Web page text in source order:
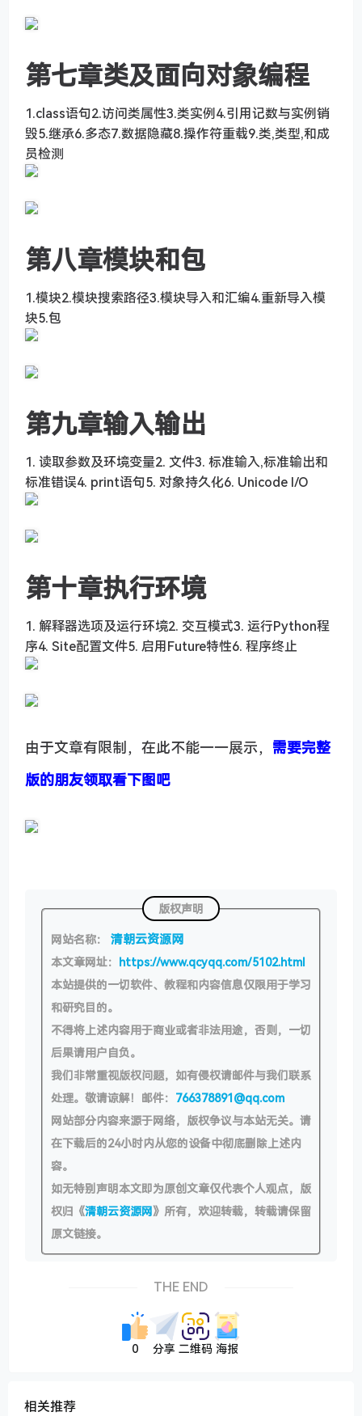
第七章类及面向对象编程
1.class语句2.访问类属性3.类实例4.引用记数与实例销
毁5.继承6.多态7.数据隐藏8.操作符重载9.类,类型,和成
员检测
第八章模块和包
1.模块2.模块搜索路径3.模块导入和汇编4.重新导入模
块5.包
第九章输入输出
1. 读取参数及环境变量2. 文件3. 标准输入,标准输出和
标准错误4. print语句5. 对象持久化6. Unicode I/O
第十章执行环境
1. 解释器选项及运行环境2. 交互模式3. 运行Python程
序4. Site配置文件5. 启用Future特性6. 程序终止
由于文章有限制，在此不能一一展示， 需要完整
版的朋友领取看下图吧
版权声明
网站名称： 清朝云资源网
本文章网址： https://www.qcyqq.com/5102.html
本站提供的一切软件、教程和内容信息仅限用于学习
和研究目的。
不得将上述内容用于商业或者非法用途，否则，一切
后果请用户自负。
我们非常重视版权问题，如有侵权请邮件与我们联系
处理。敬请谅解！邮件： 766378891@qq.com
网站部分内容来源于网络，版权争议与本站无关。请
在下载后的24小时内从您的设备中彻底删除上述内
容。
如无特别声明本文即为原创文章仅代表个人观点，版
权归《清朝云资源网》所有，欢迎转载，转载请保留
原文链接。
THE END
0 分享 二维码 海报
相关推荐